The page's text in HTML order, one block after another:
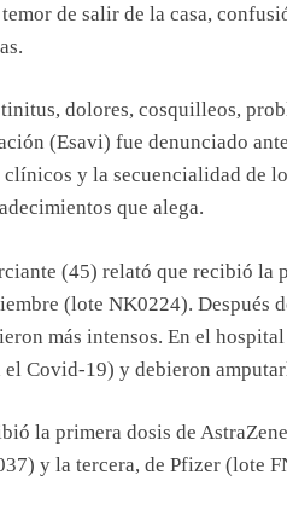
de salir de la casa,
dolores, cosquilleos,
(Esavi) fue denunciado
y la secuencialidad de
que alega.
(45) relató que recibió la
(lote NK0224).
más intensos. En el
el Covid-19) y debieron
la primera dosis de
y la tercera, de Pfizer (lote